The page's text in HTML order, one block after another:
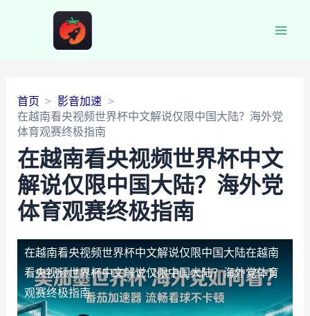
首页
影音加速
在越南看央视频世界杯中文解说仅限中国大陆？海外党
体育观赛终极指南
在越南看央视频世界杯中文
解说仅限中国大陆？海外党
体育观赛终极指南
在越南看央视频世界杯中文解说仅限中国大陆在越南
看央视频世界杯中文解说仅限中国大陆？海外党体育
观赛终极指南